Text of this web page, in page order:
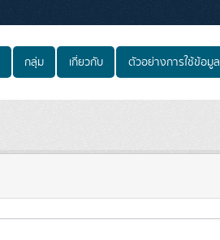
กลุ่ม เกี่ยวกับ ตัวอย่างการใช้ข้อมูล